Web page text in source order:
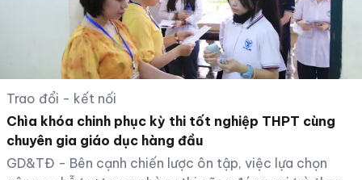
Trao đổi - kết nối
Chìa khóa chinh phục kỳ thi tốt nghiệp THPT cùng
chuyên gia giáo dục hàng đầu
GD&TĐ - Bên cạnh chiến lược ôn tập, việc lựa chọn